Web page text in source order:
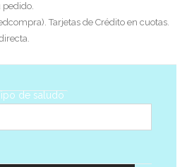
pedido.
Tarjetas de Crédito en cuotas.
de saludo